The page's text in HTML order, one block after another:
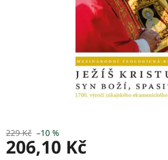
229 Kč –10 %
206,10 Kč